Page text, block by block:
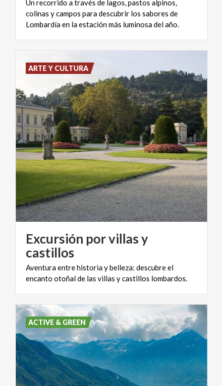
Un recorrido a través de lagos, pastos alpinos,
colinas y campos para descubrir los sabores de
Lombardía en la estación más luminosa del año.
Excursión por villas y
castillos
Aventuraentrehistoriaybelleza: descubreel
encanto otoñalde las villas ycastillos lombardos.
ARTE Y CULTURA
ACTIVE & GREEN